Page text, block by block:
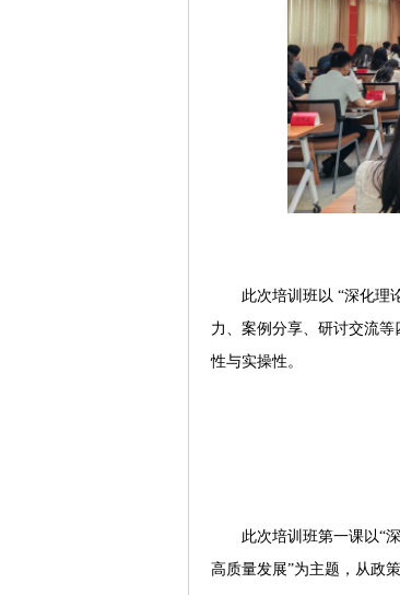
此次培训班以 “深化理
力、案例分享、研讨交流
性与实操性。
此次培训班第一课以“
高质量发展”为主题，从政